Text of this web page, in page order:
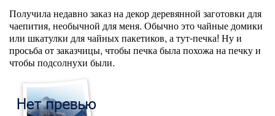
Получила недавно заказ на декор деревянной заготовки для
чаепития, необычной для меня. Обычно это чайные домики
или шкатулки для чайных пакетиков, а тут-печка! Ну и
просьба от заказчицы, чтобы печка была похожа на печку и
чтобы подсолнухи были.